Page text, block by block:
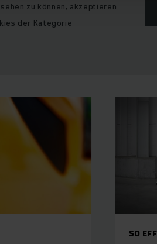
zu können, akzeptieren
der Kategorie
SO